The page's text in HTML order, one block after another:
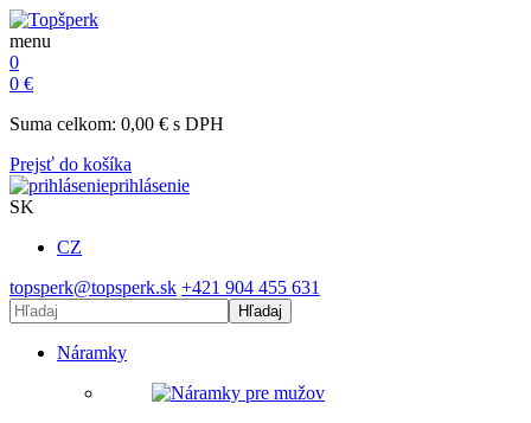
menu
0
0 €
Suma celkom: 0,00 € s DPH
Prejsť do košíka
prihlásenie
SK
CZ
topsperk@topsperk.sk +421 904 455 631
Hľadaj
Náramky